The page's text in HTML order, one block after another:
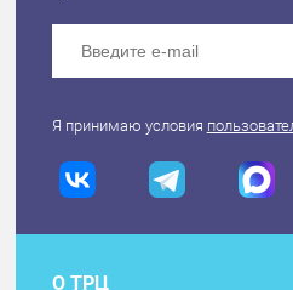
Я принимаю условия
О ТРЦ